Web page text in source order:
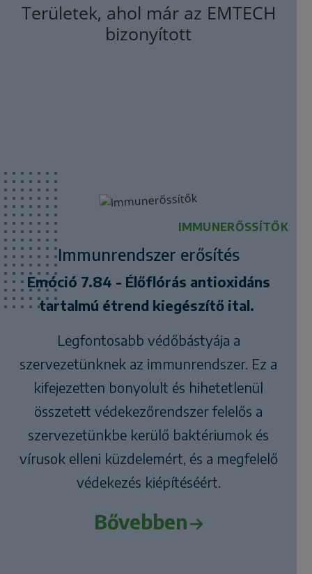
Területek, ahol már az EMTECH
bizonyított
IMMUNERŐSSÍTŐK
Immunrendszer erősítés
Emóció 7.84 - Élőflórás antioxidáns
tartalmú étrend kiegészítő ital.
Legfontosabb védőbástyája a
szervezetünknek az immunrendszer. Ez a
kifejezetten bonyolult és hihetetlenül
összetett védekezőrendszer felelős a
szervezetünkbe kerülő baktériumok és
vírusok elleni küzdelemért, és a megfelelő
védekezés kiépítéséért.
Bővebben